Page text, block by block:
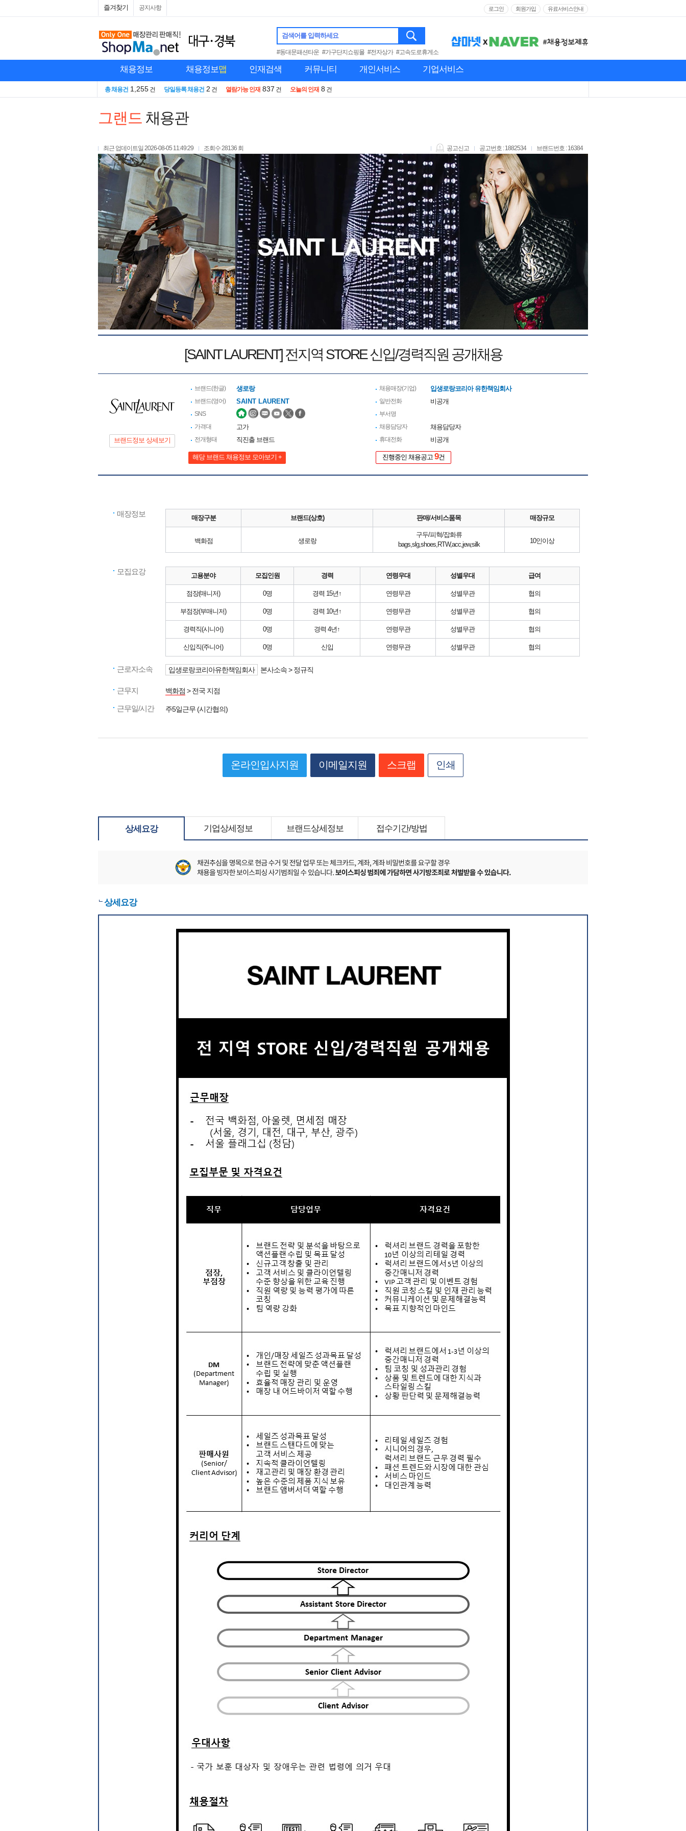
즐겨찾기 공지사항 로그인 회원가입 유료서비스안내
검색어를 입력하세요
#동대문패션타운 #가구단지쇼핑몰 #전자상가 #고속도로휴게소
채용정보 채용정보맵 인재검색 커뮤니티 개인서비스 기업서비스
총 채용건 1,255 건 당일등록 채용건 2 건 열람가능 인재 837 건 오늘의 인재 8 건
그랜드 채용관
최근 업데이트일 2026-08-05 11:49:29 조회수28136 회 브랜드번호 : 16384
공고번호 : 1882534
공고신고
[SAINT LAURENT] 전지역 STORE 신입/경력직원 공개채용
브랜드정보 상세보기
브랜드(한글) 생로랑
브랜드(영어) SAINT LAURENT
SNS
가격대
고가
전개형태 직진출 브랜드
해당 브랜드 채용정보 모아보기 +
채용매장(기업) 입생로랑코리아 유한책임회사
일반전화 비공개
부서명
채용담당자
채용담당자
휴대전화 비공개
진행중인 채용공고 9건
매장정보 매장구분 브랜드(상호) 판매/서비스품목 매장규모
백화점 생로랑
구두/피혁/잡화류
bags,slg,shoes,RTW,acc,jew,silk
10인이상
모집요강 고용분야 모집인원 경력 연령우대 성별우대 급여
점장(매니저) 0명 경력 15년↑ 연령무관 성별무관 협의
부점장(부매니저) 0명 경력 10년↑ 연령무관 성별무관 협의
경력직(시니어) 0명 경력 4년↑ 연령무관 성별무관 협의
신입직(주니어) 0명 신입 연령무관 성별무관 협의
근로자소속 입생로랑코리아유한책임회사 본사소속 > 정규직
근무지 백화점 > 전국 지점
근무일/시간 주5일근무 (시간협의)
온라인입사지원 이메일지원 스크랩 인쇄
상세요강 기업상세정보 브랜드상세정보 접수기간/방법
상세요강